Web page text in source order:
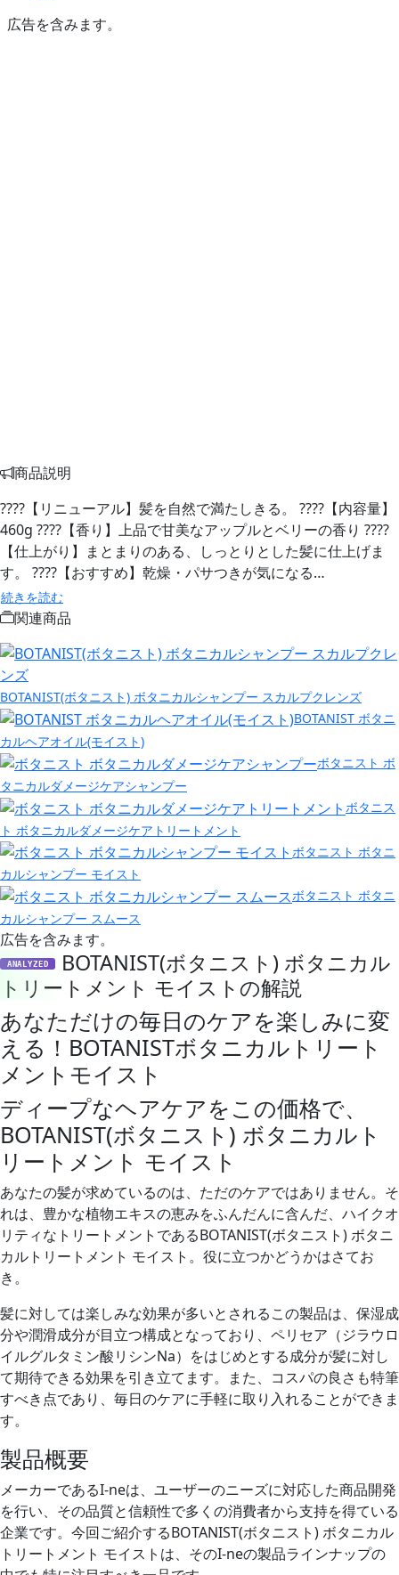
広告を含みます。
商品説明
????【リニューアル】髪を自然で満たしきる。 ????【内容量】
460g ????【香り】上品で甘美なアップルとベリーの香り ????
【仕上がり】まとまりのある、しっとりとした髪に仕上げま
す。 ????【おすすめ】乾燥・パサつきが気になる…
続きを読む
関連商品
BOTANIST(ボタニスト) ボタニカルシャンプー スカルプクレンズ
BOTANIST ボタニ
カルヘアオイル(モイスト)
ボタニスト ボ
タニカルダメージケアシャンプー
ボタニス
ト ボタニカルダメージケアトリートメント
ボタニスト ボタニ
カルシャンプー モイスト
ボタニスト ボタニ
カルシャンプー スムース
広告を含みます。
ANALYZED
BOTANIST(ボタニスト) ボタニカル
トリートメント モイストの解説
あなただけの毎日のケアを楽しみに変
える！BOTANISTボタニカルトリート
メントモイスト
ディープなヘアケアをこの価格で、
BOTANIST(ボタニスト) ボタニカルト
リートメント モイスト
あなたの髪が求めているのは、ただのケアではありません。そ
れは、豊かな植物エキスの恵みをふんだんに含んだ、ハイクオ
リティなトリートメントであるBOTANIST(ボタニスト) ボタニ
カルトリートメント モイスト。役に立つかどうかはさてお
き。
髪に対しては楽しみな効果が多いとされるこの製品は、保湿成
分や潤滑成分が目立つ構成となっており、ペリセア（ジラウロ
イルグルタミン酸リシンNa）をはじめとする成分が髪に対し
て期待できる効果を引き立てます。また、コスパの良さも特筆
すべき点であり、毎日のケアに手軽に取り入れることができま
す。
製品概要
メーカーであるI-neは、ユーザーのニーズに対応した商品開発
を行い、その品質と信頼性で多くの消費者から支持を得ている
企業です。今回ご紹介するBOTANIST(ボタニスト) ボタニカル
トリートメント モイストは、そのI-neの製品ラインナップの